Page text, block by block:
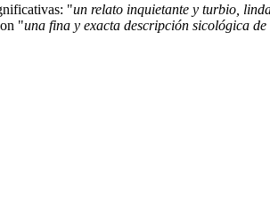
"un relato inquietante y turbio,
"una fina y exacta descripción sicológica de